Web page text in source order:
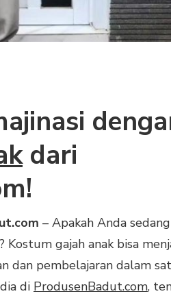
dari
– Apakah Anda
gajah anak bisa
dan pembelajaran dalam
di ProdusenBadut.com,